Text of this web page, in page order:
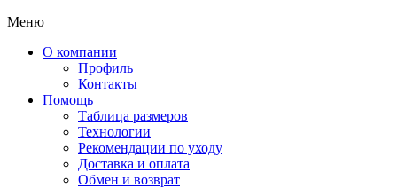
Меню
О компании
Профиль
Контакты
Помощь
Таблица размеров
Технологии
Рекомендации по уходу
Доставка и оплата
Обмен и возврат